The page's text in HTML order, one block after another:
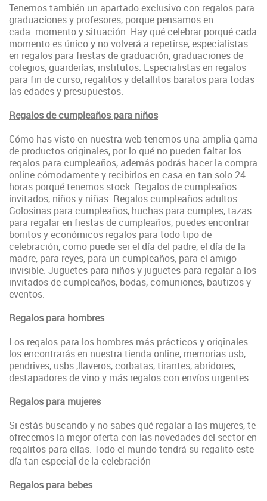
Tenemos también un apartado exclusivo con regalos para
graduaciones y profesores, porque pensamos en
cada momento y situación. Hay qué celebrar porqué cada
momento es único y no volverá a repetirse, especialistas
en regalos para fiestas de graduación, graduaciones de
colegios, guarderías, institutos. Especialistas en regalos
para fin de curso, regalitos y detallitos baratos para todas
las edades y presupuestos.
Regalos de cumpleaños para niños
Cómo has visto en nuestra web tenemos una amplia gama
de productos originales, por lo qué no pueden faltar los
regalos para cumpleaños, además podrás hacer la compra
online cómodamente y recibirlos en casa en tan solo 24
horas porqué tenemos stock. Regalos de cumpleaños
invitados, niños y niñas. Regalos cumpleaños adultos.
Golosinas para cumpleaños, huchas para cumples, tazas
para regalar en fiestas de cumpleaños, puedesencontrar
bonitos y económicos regalos para todo tipo de
celebración, como puede ser el día del padre, el día de la
madre, para reyes, para un cumpleaños, para el amigo
invisible. Juguetes para niños y juguetes para regalar a los
invitados de cumpleaños, bodas, comuniones, bautizos y
eventos.
Regalos para hombres
Los regalos para los hombres más prácticos y originales
los encontrarás en nuestra tienda online, memorias usb,
pendrives, usbs ,llaveros, corbatas, tirantes, abridores,
destapadores de vino y más regalos con envíos urgentes
Regalos para mujeres
Si estás buscando y no sabes qué regalar a las mujeres, te
ofrecemos la mejor oferta con las novedades del sector en
regalitos para ellas. Todo el mundo tendrá su regalito este
día tan especial de la celebración
Regalos para bebes